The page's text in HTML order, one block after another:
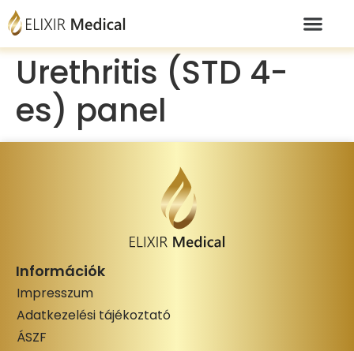
Urethritis (STD 4-
es) panel
Információk
Impresszum
Adatkezelési tájékoztató
ÁSZF